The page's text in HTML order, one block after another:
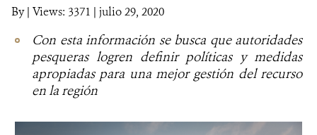
By| Views: 3371 | julio 29, 2020
Con esta información se busca que autoridades
pesqueras logren definir políticas y medidas
apropiadas para una mejor gestión del recurso
en la región